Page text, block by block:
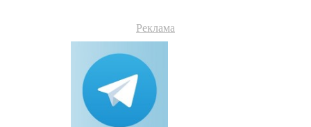
Реклама